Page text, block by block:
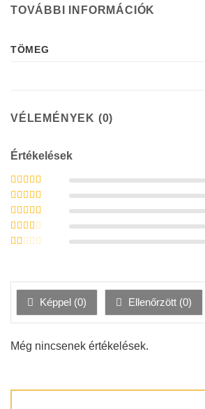
TOVÁBBI INFORMÁCIÓK
TÖMEG
VÉLEMÉNYEK (0)
Értékelések
Értékelés:
Értékelés:
Értékelés:
Értékelés:
Képpel (0) Ellenőrzött (0)
Még nincsenek értékelések.